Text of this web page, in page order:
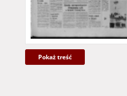
Pokaż treść